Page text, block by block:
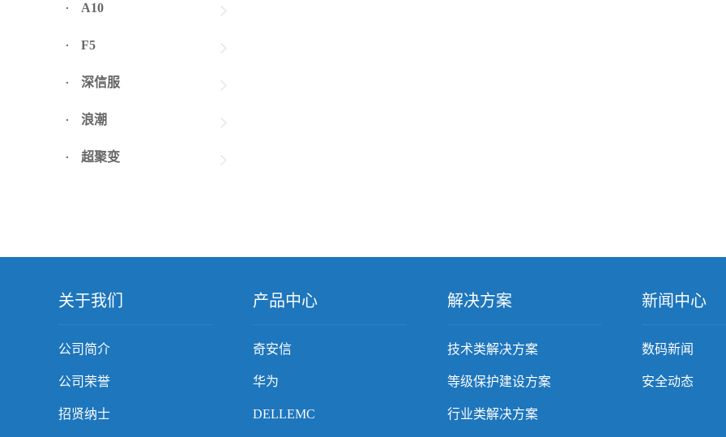
A10
F5
深信服
浪潮
超聚变
关于我们
公司简介
公司荣誉
招贤纳士
产品中心
奇安信
华为
DELLEMC
解决方案
技术类解决方案
等级保护建设方案
行业类解决方案
新闻中心
数码新闻
安全动态